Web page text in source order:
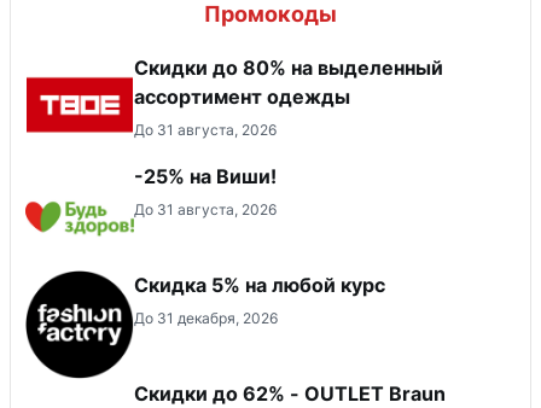
Промокоды
Скидки до 80% на выделенный
ассортимент одежды
До 31 августа, 2026
-25% на Виши!
До 31 августа, 2026
Скидка 5% на любой курс
До 31 декабря, 2026
Скидки до 62% - OUTLET Braun